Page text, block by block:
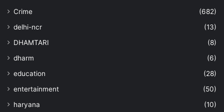
Crime
(682)
delhi-ncr
(13)
DHAMTARI
(8)
dharm
(6)
education
(28)
entertainment
(50)
haryana
(10)